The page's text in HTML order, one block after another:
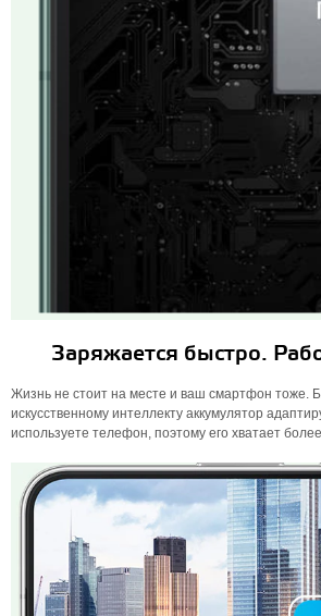
Заряжается быстро.
Жизнь не стоит на месте и ваш смартфон тоже.
искусственному интеллекту аккумулятор
используете телефон, поэтому его хватает